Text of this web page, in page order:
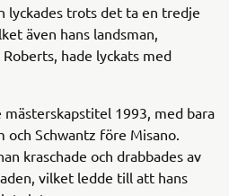
lyckades trots det ta en tredje
även hans landsman,
hade lyckats med
1993, med bara
Schwantz före Misano.
kraschade och drabbades av
vilket ledde till att hans